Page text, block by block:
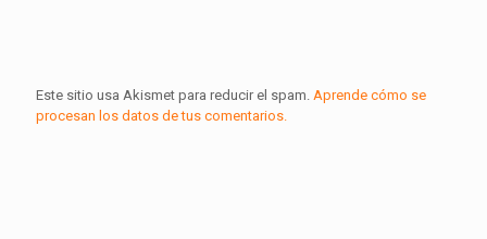
Este sitio usa Akismet para reducir el spam. Aprende cómo se
procesan los datos de tus comentarios.